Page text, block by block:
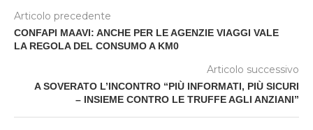
Articolo precedente
CONFAPI MAAVI: ANCHE PER LE AGENZIE VIAGGI VALE
LA REGOLA DEL CONSUMO A KM0
Articolo successivo
A SOVERATO L’INCONTRO “PIÙ INFORMATI, PIÙ SICURI
– INSIEME CONTRO LE TRUFFE AGLI ANZIANI”